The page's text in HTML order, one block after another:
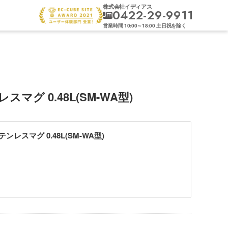
株式会社イディアス
0422-29-9911
営業時間10:00～18:00 土日祝を除く
スマグ 0.48L(SM-WA型)
ンレスマグ 0.48L(SM-WA型)